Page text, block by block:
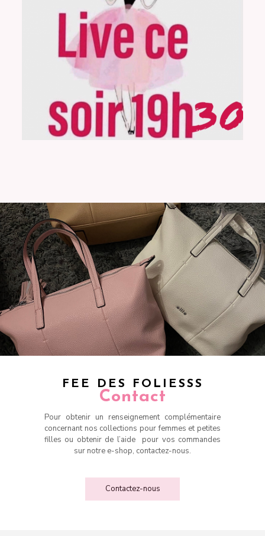
FEE DES FOLIESSS
Contact
Pour obtenir un renseignement complémentaire
concernant nos collections pour femmes et petites
filles ou obtenir de l’aide pour vos commandes
sur notre e-shop, contactez-nous.
Contactez-nous